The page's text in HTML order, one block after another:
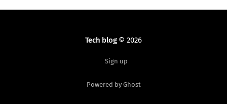
Tech blog© 2026
Sign up
Powered by Ghost